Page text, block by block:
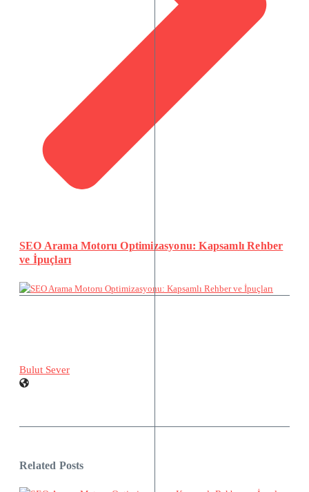
SEO Arama Motoru Optimizasyonu: Kapsamlı Rehber
ve İpuçları
Bulut Sever
Related Posts